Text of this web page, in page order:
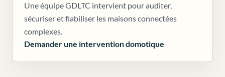
Une équipe GDLTC intervient pour auditer,
sécuriser et fiabiliser les maisons connectées
complexes.
Demander une intervention domotique